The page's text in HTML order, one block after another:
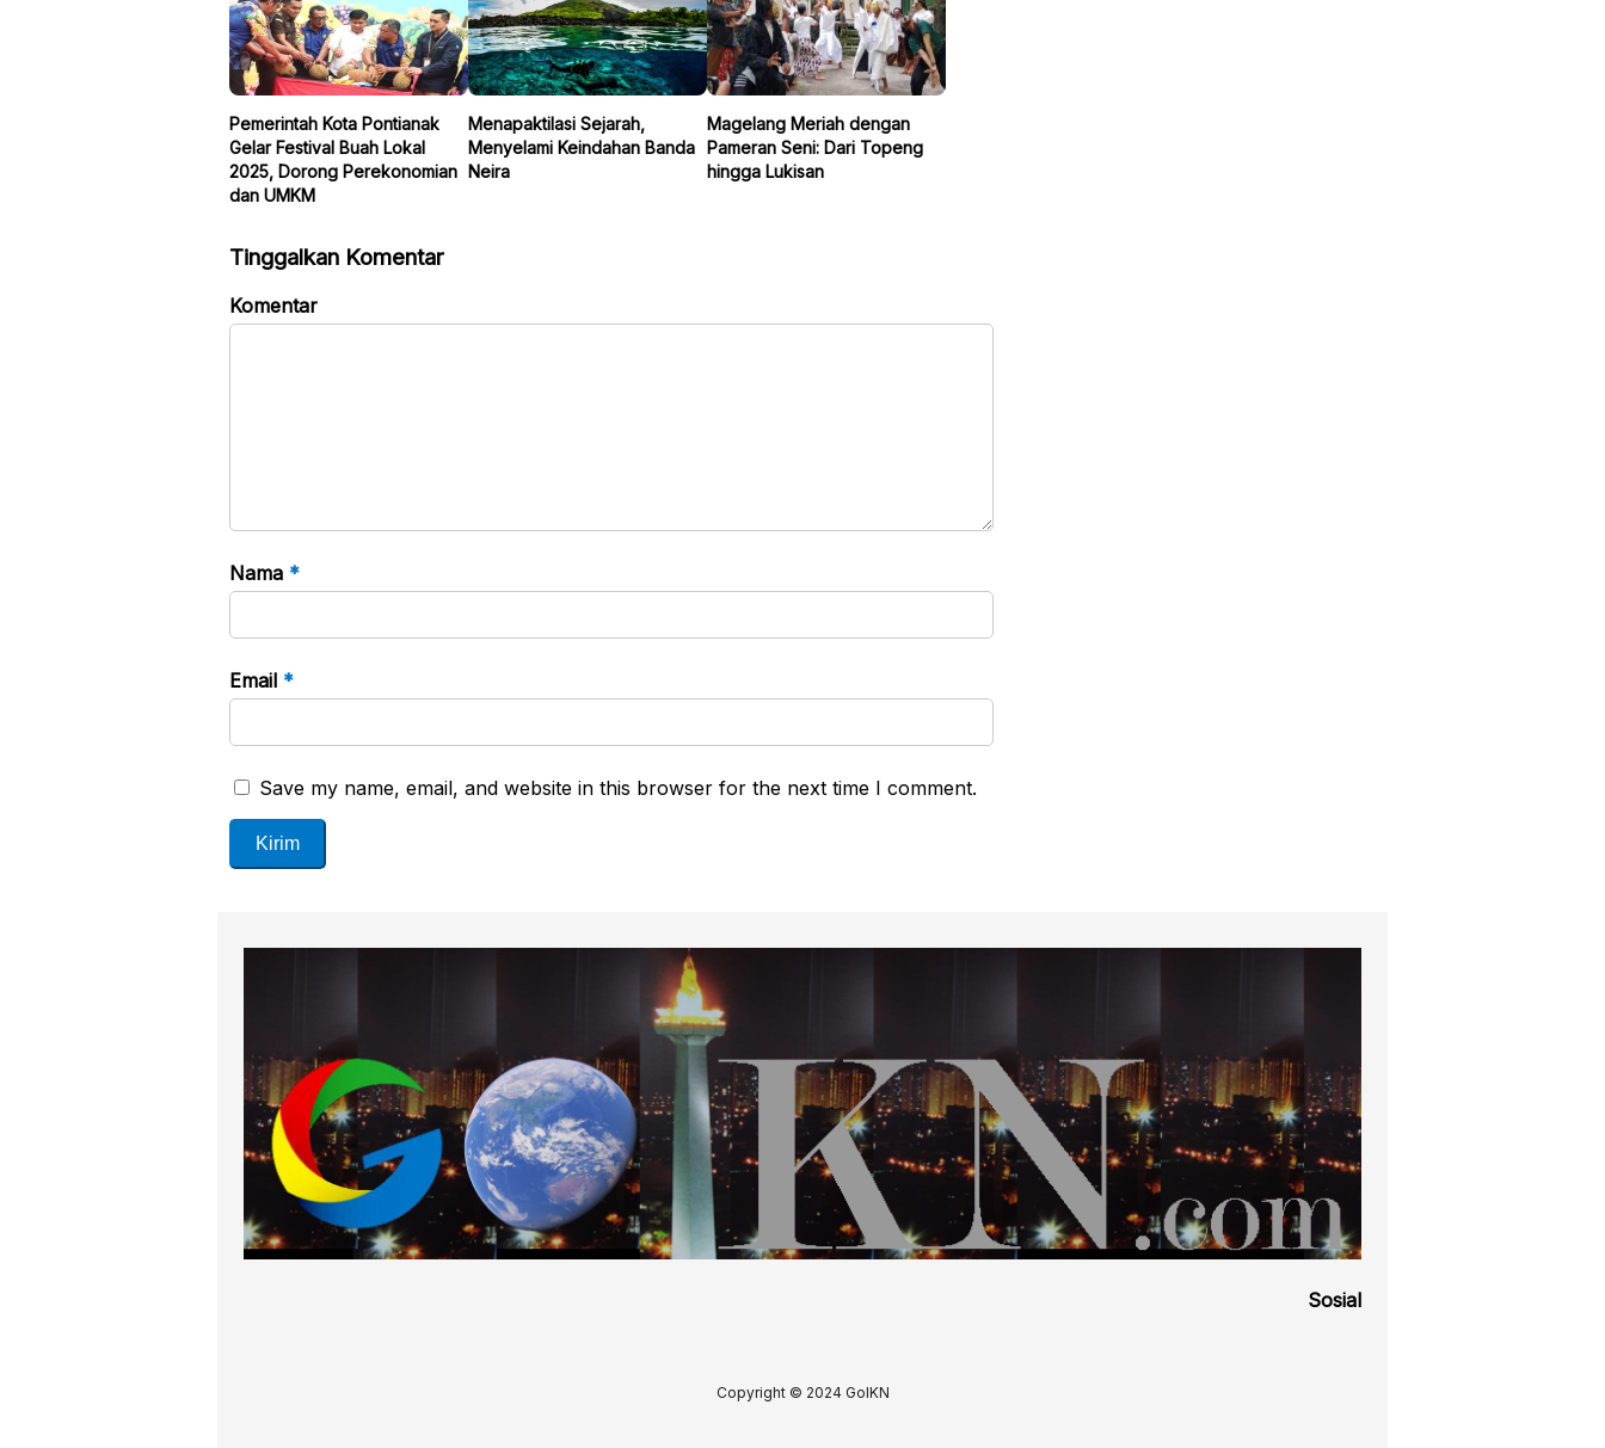
Pemerintah Kota Pontianak
Gelar Festival Buah Lokal
2025, Dorong Perekonomian
dan UMKM
Menapaktilasi Sejarah,
Menyelami Keindahan Banda
Neira
Magelang Meriah dengan
Pameran Seni: Dari Topeng
hingga Lukisan
Tinggalkan Komentar
Komentar
Nama *
Email *
Save my name, email, and website in this browser for the next time I comment.
Sosial
Copyright © 2024 GoIKN